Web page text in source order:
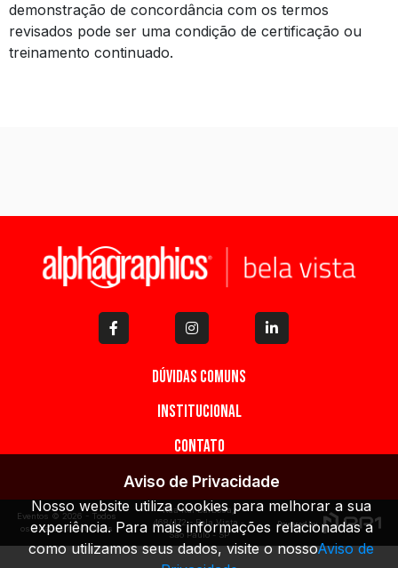
demonstração de concordância com os termos
revisados pode ser uma condição de certificação ou
treinamento continuado.
Dúvidas Comuns
Institucional
Contato
Eventos © 2026 - Todos
os direitos reservados
Rua Rui Barbosa,
468/472 - Bela Vista -
São Paulo - SP
Aviso de Privacidade
Nosso website utiliza cookies para melhorar a sua
experiência. Para mais informações relacionadas a
como utilizamos seus dados, visite o nossoAviso de